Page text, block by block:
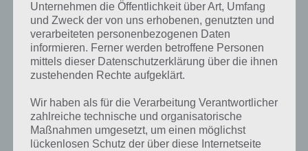
Simpsons Springfield Treehouse of Horror 2018 Event
– (c) EA
Teaser zum Treehouse of Horror Event
Unternehmen die Öffentlichkeit über Art, Umfang
und Zweck der von uns erhobenen, genutzten und
verarbeiteten personenbezogenen Daten
informieren. Ferner werden betroffene Personen
mittels dieser Datenschutzerklärung über die ihnen
zustehenden Rechte aufgeklärt.
Wir haben als für die Verarbeitung Verantwortlicher
zahlreiche technische und organisatorische
Maßnahmen umgesetzt, um einen möglichst
lückenlosen Schutz der über diese Internetseite